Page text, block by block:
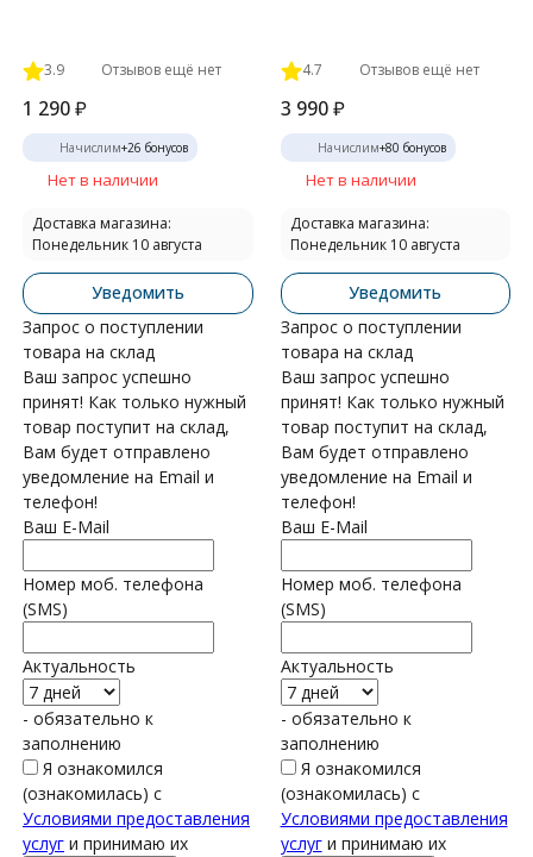
3.9 Отзывов ещё нет
1 290₽
Начислим+26 бонусов
Нет в наличии
Доставка магазина:
Понедельник 10 августа
Уведомить
Запрос о поступлении
товара на склад
Ваш запрос успешно
принят! Как только нужный
товар поступит на склад,
Вам будет отправлено
уведомление на Email и
телефон!
Ваш E-Mail
Номер моб. телефона
(SMS)
Актуальность
- обязательно к
заполнению
Я ознакомился
(ознакомилась) с
Условиями предоставления
услуг и принимаю их
4.7 Отзывов ещё нет
3 990 ₽
Начислим+80 бонусов
Нет в наличии
Доставка магазина:
Понедельник 10 августа
Уведомить
Запрос о поступлении
товара на склад
Ваш запрос успешно
принят! Как только нужный
товар поступит на склад,
Вам будет отправлено
уведомление на Email и
телефон!
Ваш E-Mail
Номер моб. телефона
(SMS)
Актуальность
- обязательно к
заполнению
Я ознакомился
(ознакомилась) с
Условиями предоставления
услуги принимаю их